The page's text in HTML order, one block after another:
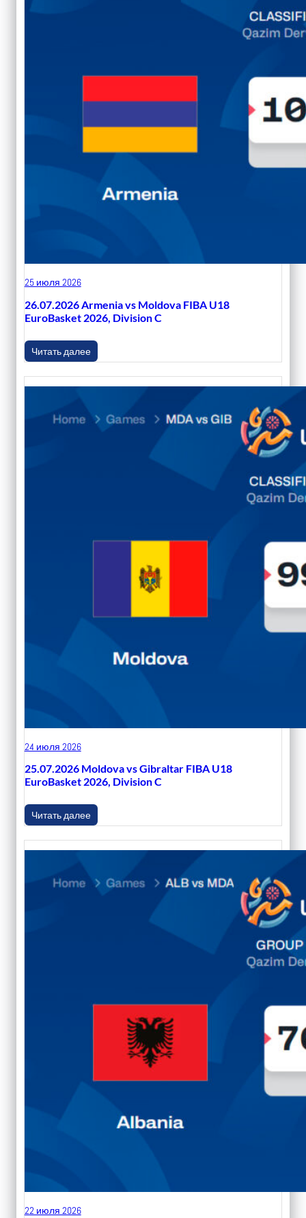
25 июля 2026
26.07.2026 Armenia vs Moldova FIBA U18
EuroBasket 2026, Division C
Читать далее
24 июля 2026
25.07.2026 Moldova vs Gibraltar FIBA U18
EuroBasket 2026, Division C
Читать далее
22 июля 2026